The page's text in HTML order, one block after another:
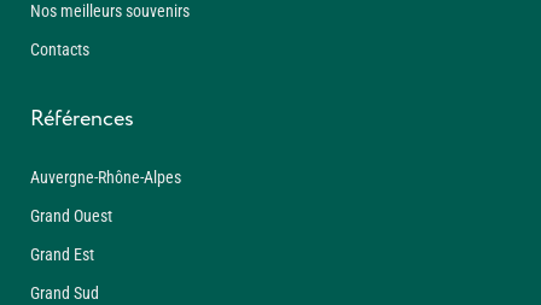
Nos meilleurs souvenirs
Contacts
Références
Auvergne-Rhône-Alpes
Grand Ouest
Grand Est
Grand Sud